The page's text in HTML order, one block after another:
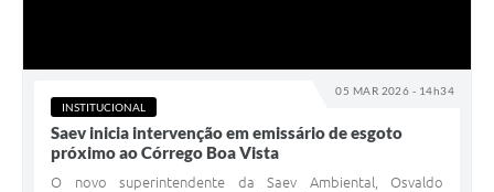
05 MAR 2026 - 14h34
INSTITUCIONAL
Saev inicia intervenção em emissário de esgoto
próximo ao Córrego Boa Vista
O novo superintendente da Saev Ambiental, Osvaldo